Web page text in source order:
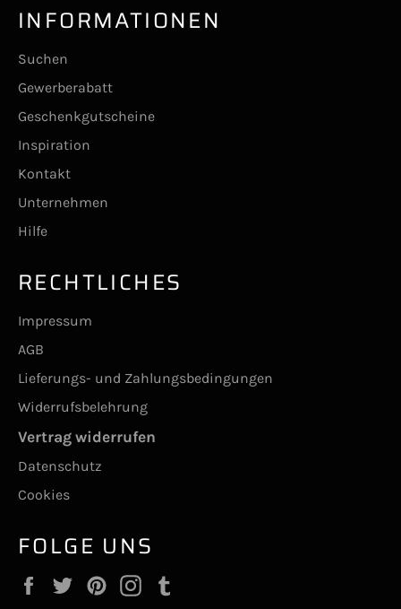
INFORMATIONEN
Suchen
Gewerberabatt
Geschenkgutscheine
Inspiration
Kontakt
Unternehmen
Hilfe
RECHTLICHES
Impressum
AGB
Lieferungs- und Zahlungsbedingungen
Widerrufsbelehrung
Vertrag widerrufen
Datenschutz
Cookies
FOLGE UNS
FacebookTwitterPinterestInstagram